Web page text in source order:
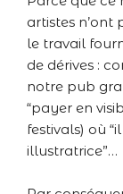
artistes n’ont
le travail
de dérives :
notre pub
“payer en
festivals) où
illustratrice”…